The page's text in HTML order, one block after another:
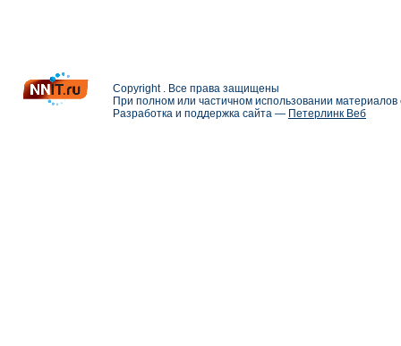
Copyright . Все права защищены
При полном или частичном использовании
Разработка и поддержка сайта — Петерлинк Веб